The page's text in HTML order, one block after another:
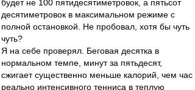
будет не 100 пятидесятиметровок, а пятьсот
десятиметровок в максимальном режиме с
полной остановкой. Не пробовал, хотя бы чуть
чуть?
Я на себе проверял. Беговая десятка в
нормальном темпе, минут за пятьдесят,
сжигает существенно меньше калорий, чем час
реально интенсивного тенниса в теплую